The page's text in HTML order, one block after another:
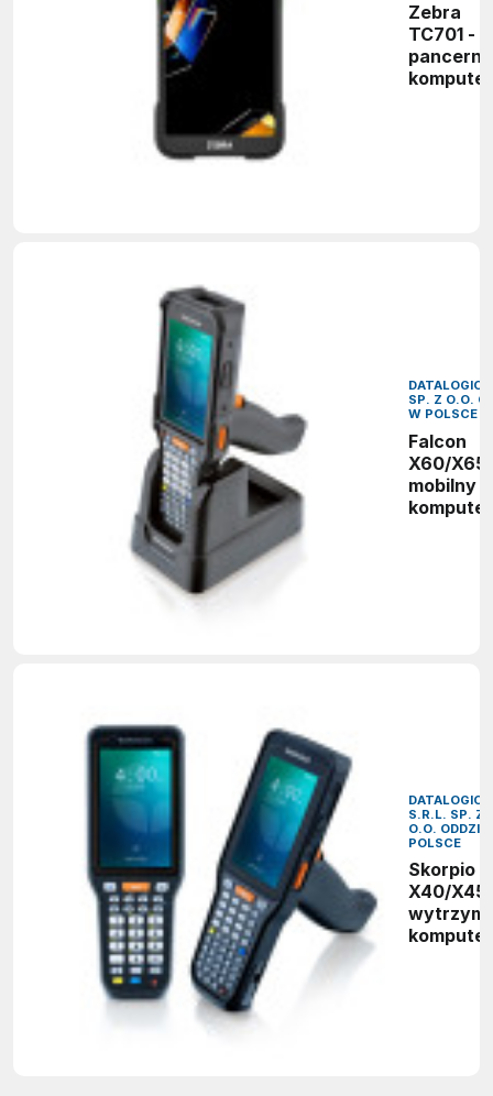
Zebra
TC701 -
pancerny
komputer
DATALOGIC
SP. Z O.O.
W POLSCE
Falcon
X60/X65
mobilny
komputer
DATALOGIC
S.R.L. SP. Z
O.O.
POLSCE
Skorpio
X40/X45
komputer